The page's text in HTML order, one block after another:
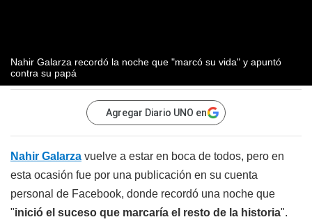
Nahir Galarza recordó la noche que "marcó su vida" y apuntó
contra su papá
Agregar Diario UNO en
Nahir Galarza vuelve a estar en boca de todos, pero en
esta ocasión fue por una publicación en su cuenta
personal de Facebook, donde recordó una noche que
"inició el suceso que marcaría el resto de la historia".